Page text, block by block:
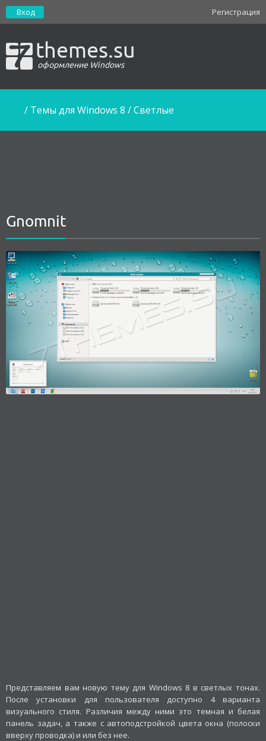
Регистрация
Вход
themes.su
оформление Windows
/ Темы для Windows 8 /Светлые
Gnomnit
Представляем вам новую тему для Windows 8 в светлых тонах.
После установки для пользователя доступно 4 варианта
визуального стиля. Различия между ними это темная и белая
панель задач, а также с автоподстройкой цвета окна (полоски
вверху проводка) и или без нее.